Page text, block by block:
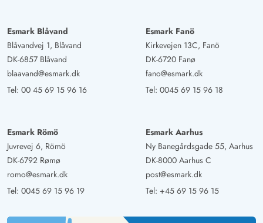
Esmark Blåvand
Blåvandvej 1, Blåvand
DK-6857 Blåvand
blaavand@esmark.dk
Tel: 00 45 69 15 96 16
Esmark Fanö
Kirkevejen 13C, Fanö
DK-6720 Fanø
fano@esmark.dk
Tel: 0045 69 15 96 18
Esmark Römö
Juvrevej 6, Römö
DK-6792 Rømø
romo@esmark.dk
Tel: 0045 69 15 96 19
Esmark Aarhus
Ny Banegårdsgade 55, Aarhus
DK-8000 Aarhus C
post@esmark.dk
Tel: +45 69 15 96 15